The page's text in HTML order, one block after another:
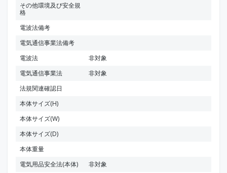
その他環境及び安全規
格
電波法備考
電気通信事業法備考
電波法
非対象
電気通信事業法
非対象
法規関連確認日
本体サイズ(H)
本体サイズ(W)
本体サイズ(D)
本体重量
電気用品安全法(本体)
非対象